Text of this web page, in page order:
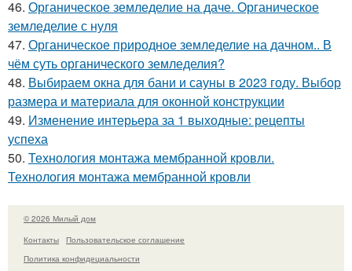
46. Органическое земледелие на даче. Органическое
земледелие с нуля
47. Органическое природное земледелие на дачном.. В
чём суть органического земледелия?
48. Выбираем окна для бани и сауны в 2023 году. Выбор
размера и материала для оконной конструкции
49. Изменение интерьера за 1 выходные: рецепты
успеха
50. Технология монтажа мембранной кровли.
Технология монтажа мембранной кровли
© 2026 Милый дом
Контакты
Пользовательское соглашение
Политика конфидециальности